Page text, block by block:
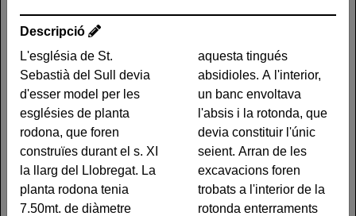
Descripció
L'església de St.
Sebastià del Sull devia
d'esser model per les
esglésies de planta
rodona, que foren
construïes durant el s. XI
la llarg del Llobregat. La
planta rodona tenia
7.50mt. de diàmetre
aquesta tingués
absidioles. A l'interior,
un banc envoltava
l'absis i la rotonda, que
devia constituir l'únic
seient. Arran de les
excavacions foren
trobats a l'interior de la
rotonda enterraments
interior i un gruix de les
parets de 1. 40mt.
Sembla que els
fonaments de dita planta
no foren resistents per
sostenir la coberta de
falsa volta, doncs aquesta
s'enfonsà. La porta
d'accés s'obria a la banda
del ponent, i no es té
certesa que aquesta
d'infants, i d'un adult vell.
No obstant, el cementiri
de dita església estava
situat a llevant i a
extramurs; fou un
cementiri per les famílies
de les rodalies fins que el
s. XVIII el Santuari de
Gresolet adquirí més
importància.